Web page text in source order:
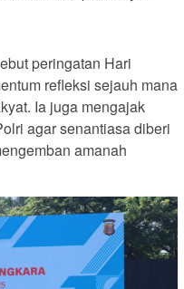
peringatan Hari
refleksi sejauh mana
Ia juga mengajak
agar senantiasa diberi
amanah